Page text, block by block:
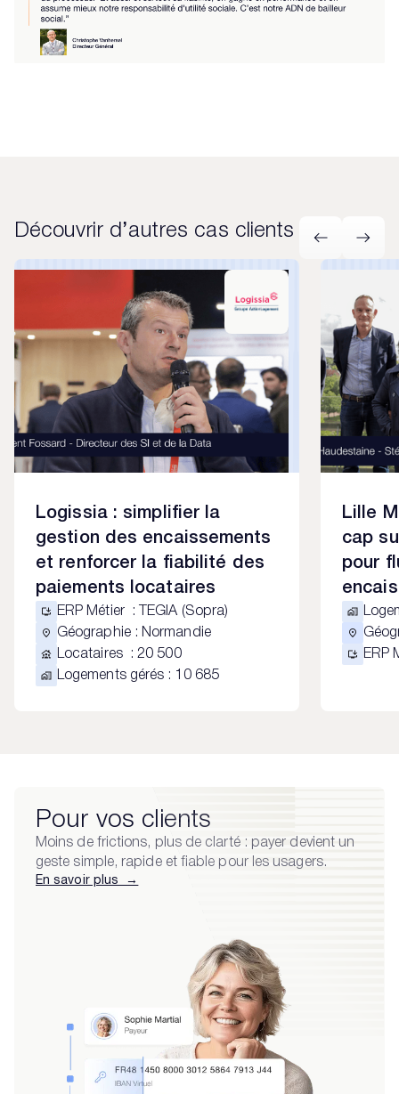
Découvrir d’autres cas clients
Logissia : simplifier la
gestion des encaissements
et renforcer la fiabilité des
paiements locataires
ERP Métier :
TEGIA (Sopra)
Géographie: Normandie
Locataires
: 20 500
Logements gérés : 10 685
Lille
cap
pour
ERP
Pour vos clients
Moins de frictions, plus de clarté : payer devient un
geste simple, rapide et fiable pour les usagers.
En savoir plus →